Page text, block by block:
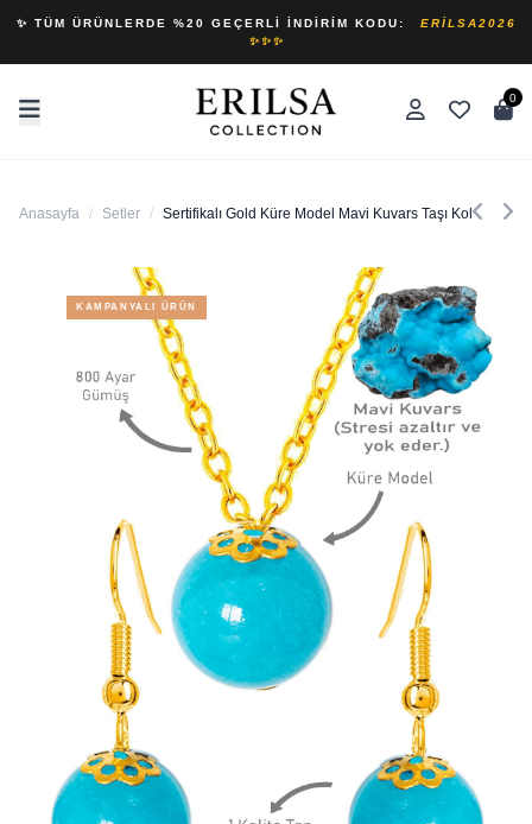
✨ TÜM ÜRÜNLERDE %20 GEÇERLI İNDIRIM KODU:
ERILSA2026
✨✨✨
0
Anasayfa / Setler / Sertifikalı Gold Küre Model Mavi Kuvars Taşı Kolye ve
KAMPANYALI ÜRÜN